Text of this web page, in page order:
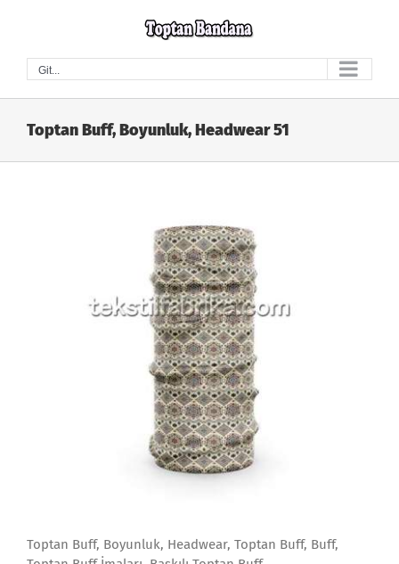
Git...
Toptan Buff, Boyunluk, Headwear 51
Toptan Buff, Boyunluk, Headwear, Toptan Buff, Buff,